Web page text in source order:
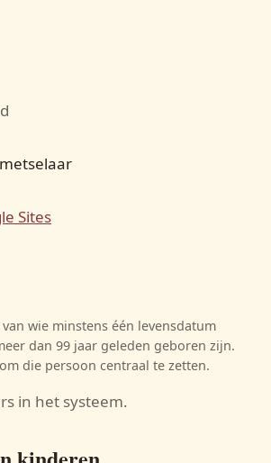
Sites
wie minstens één levensdatum
dan 99 jaar geleden geboren zijn.
die persoon centraal te zetten.
in het systeem.